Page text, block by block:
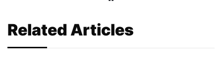
Related Articles